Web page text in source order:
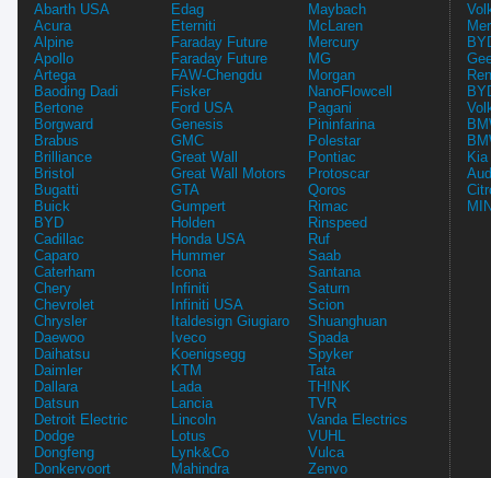
Abarth USA
Acura
Alpine
Apollo
Artega
Baoding Dadi
Bertone
Borgward
Brabus
Brilliance
Bristol
Bugatti
Buick
BYD
Cadillac
Caparo
Caterham
Chery
Chevrolet
Chrysler
Daewoo
Daihatsu
Daimler
Dallara
Datsun
Detroit Electric
Dodge
Dongfeng
Donkervoort
Edag
Eterniti
Faraday Future
Faraday Future
FAW-Chengdu
Fisker
Ford USA
Genesis
GMC
Great Wall
Great Wall Motors
GTA
Gumpert
Holden
Honda USA
Hummer
Icona
Infiniti
Infiniti USA
Italdesign Giugiaro
Iveco
Koenigsegg
KTM
Lada
Lancia
Lincoln
Lotus
Lynk&Co
Mahindra
Maybach
McLaren
Mercury
MG
Morgan
NanoFlowcell
Pagani
Pininfarina
Polestar
Pontiac
Protoscar
Qoros
Rimac
Rinspeed
Ruf
Saab
Santana
Saturn
Scion
Shuanghuan
Spada
Spyker
Tata
TH!NK
TVR
Vanda Electrics
VUHL
Vulca
Zenvo